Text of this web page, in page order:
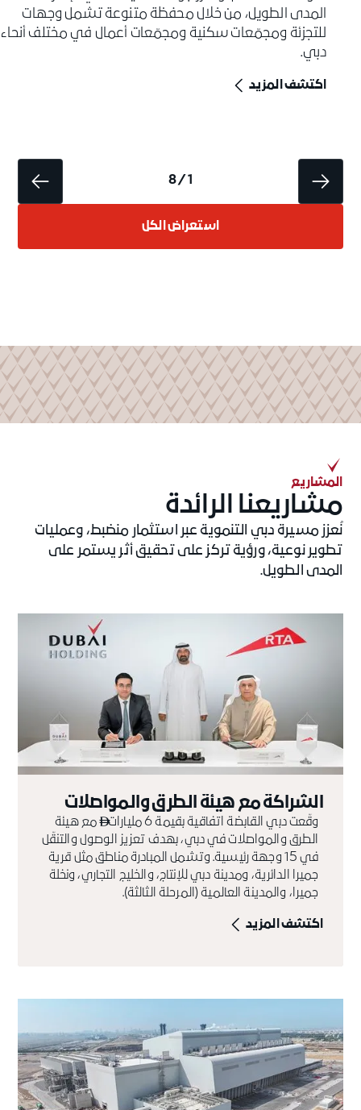
المدى الطويل، من خلال محفظة متنوعة تشمل وجهات
للتجزئة ومجمّعات سكنية ومجمّعات أعمال في مختلف أنحاء
دبي.
اكتشف المزيد
1 / 8
استعراض الكل
المشاريع
مشاريعنا الرائدة
نُعزز مسيرة دبي التنموية عبر استثمار منضبط، وعمليات
تطوير نوعية، ورؤية تركز على تحقيق أثر يستمر على
المدى الطويل.
الشراكة مع هيئة الطرق والمواصلات
وقّعت دبي القابضة اتفاقية بقيمة 6 مليارات مع هيئة
الطرق والمواصلات في دبي، بهدف تعزيز الوصول والتنقّل
في 15 وجهة رئيسية. وتشمل المبادرة مناطق مثل قرية
جميرا الدائرية، ومدينة دبي للإنتاج، والخليج التجاري، ونخلة
جميرا، والمدينة العالمية (المرحلة الثالثة).
اكتشف المزيد